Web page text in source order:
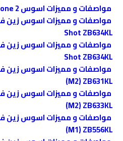
مواصفات و مميزات اسوس Asus ROG Phone 2 للألعاب
Shot ZB634KL
Shot ZB634KL
(M2) ZB631KL
(M2) ZB633KL
(M1) ZB556KL